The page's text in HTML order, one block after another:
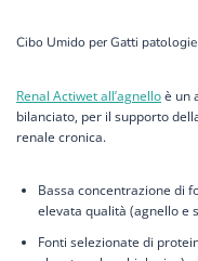
Cibo Umido per Gatti
Renal Actiwet all’agnelloè un
bilanciato, per il supporto
renale cronica.
Bassa concentrazione di
elevata qualità (agnello e
Fonti selezionate di